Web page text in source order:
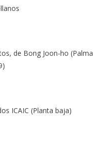
de Bong Joon-ho (Palma
ICAIC (Planta baja)